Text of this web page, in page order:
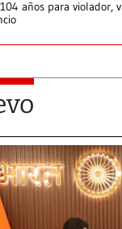
años para violador,